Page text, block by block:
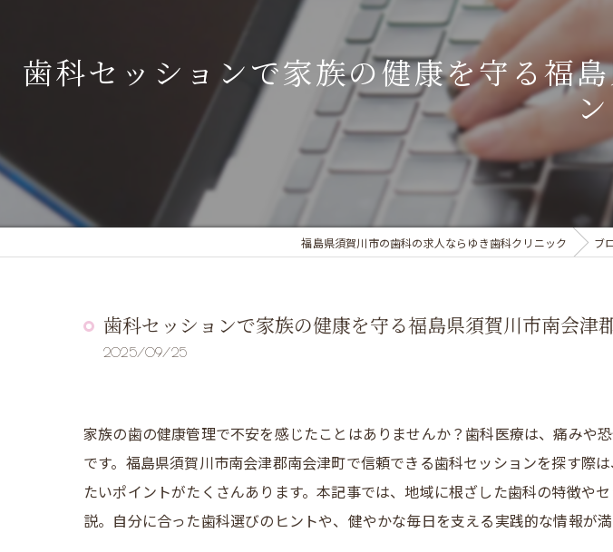
歯科セッションで家族の健康を守る福
ン
福島県須賀川市の歯科の求人ならゆき歯科クリニック ブ
歯科セッションで家族の健康を守る福島県須賀川市南会津
2025/09/25
家族の歯の健康管理で不安を感じたことはありませんか？歯科医療は、痛み
です。福島県須賀川市南会津郡南会津町で信頼できる歯科セッションを探す際
たいポイントがたくさんあります。本記事では、地域に根ざした歯科の特徴
説。自分に合った歯科選びのヒントや、健やかな毎日を支える実践的な情報が満